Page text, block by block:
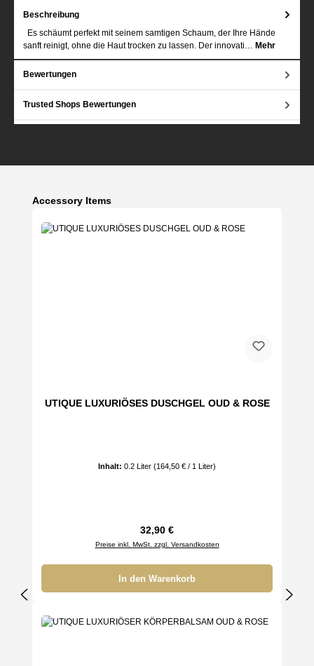
Beschreibung
Es schäumt perfekt mit seinem samtigen Schaum, der Ihre Hände
sanft reinigt, ohne die Haut trocken zu lassen. Der innovati… Mehr
Bewertungen
Trusted Shops Bewertungen
Produktgalerie überspringen
Accessory Items
UTIQUE LUXURIÖSES DUSCHGEL OUD & ROSE
Inhalt: 0.2 Liter (164,50 € / 1 Liter)
Regulärer Preis:
32,90 €
Preise inkl. MwSt. zzgl. Versandkosten
In den Warenkorb